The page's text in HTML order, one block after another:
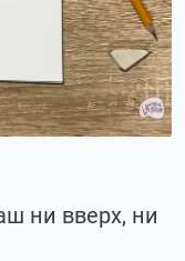
ни вверх, ни